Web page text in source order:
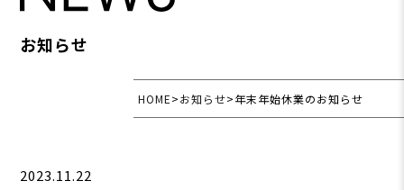
お知らせ
HOME>お知らせ>年末年始休業のお知らせ
2023.11.22